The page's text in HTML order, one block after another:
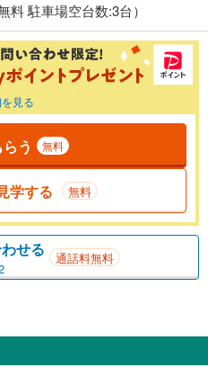
料 駐車場空台数:3台）
見る
う 無料
学する 無料
せる 通話料無料